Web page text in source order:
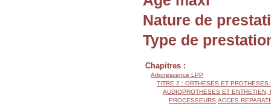
Nature de
Type de
Chapitres :
Arborescence LPP
TITRE 2 : ORTHESES ET PROTHESES
AUDIOPROTHESES ET ENTRETIEN,